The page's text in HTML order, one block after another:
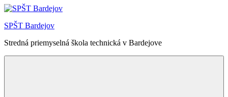
Skip
content
SPŠT Bardejov
Stredná priemyselná škola technická v Bardejove